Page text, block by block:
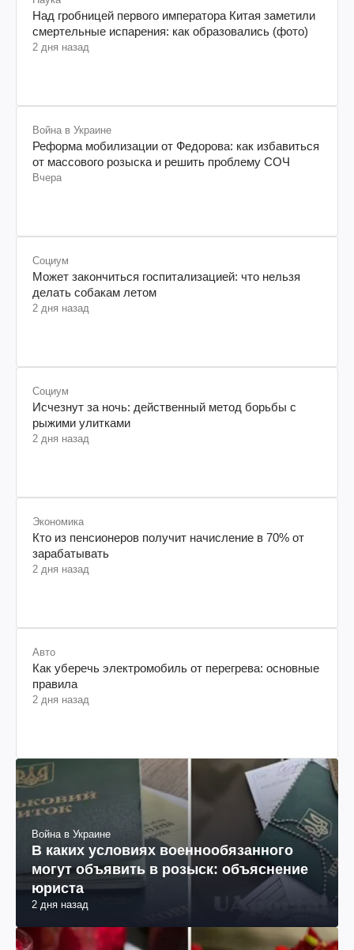
Над гробницей первого императора Китая заметили
смертельные испарения: как образовались (фото)
2 дня назад
Война в Украине
Реформа мобилизации от Федорова: как избавиться
от массового розыска и решить проблему СОЧ
Вчера
Социум
Может закончиться госпитализацией: что нельзя
делать собакам летом
2 дня назад
Социум
Исчезнут за ночь: действенный метод борьбы с
рыжими улитками
2 дня назад
Экономика
Кто из пенсионеров получит начисление в 70% от
зарабатывать
2 дня назад
Авто
Как уберечь электромобиль от перегрева: основные
правила
2 дня назад
Война в Украине
В каких условиях военнообязанного
могут объявить в розыск: объяснение
юриста
2 дня назад